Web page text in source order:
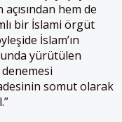
hem de
bir İslami örgüt
İslam’ın
yürütülen
somut olarak